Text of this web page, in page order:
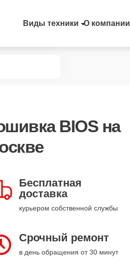
Виды техники О компании
BIOSна
Бесплатная
доставка
курьером собственной службы
Срочный ремонт
в день обращения от 30 минут